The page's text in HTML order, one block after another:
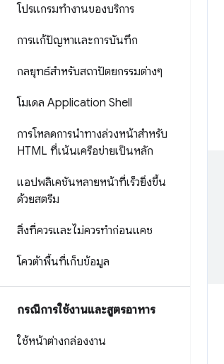
โปรแกรมทำงานของบริการ
การแก้ปัญหาและการบันทึก
กลยุทธ์สำหรับสถาปัตยกรรมต่างๆ
โมเดล Application Shell
การโหลดการนำทางล่วงหน้าสำหรับ
HTML ที่เน้นเครือข่ายเป็นหลัก
แอปพลิเคชันหลายหน้าที่เร็วยิ่งขึ้น
ด้วยสตรีม
สิ่งที่ควรและไม่ควรทำก่อนแคช
โควต้าพื้นที่เก็บข้อมูล
กรณีการใช้งานและสูตรอาหาร
ใช้หน้าต่างกล่องงาน